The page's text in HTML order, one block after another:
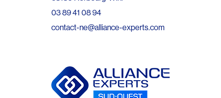
03 89 41 08 94
contact-ne@alliance-experts.com